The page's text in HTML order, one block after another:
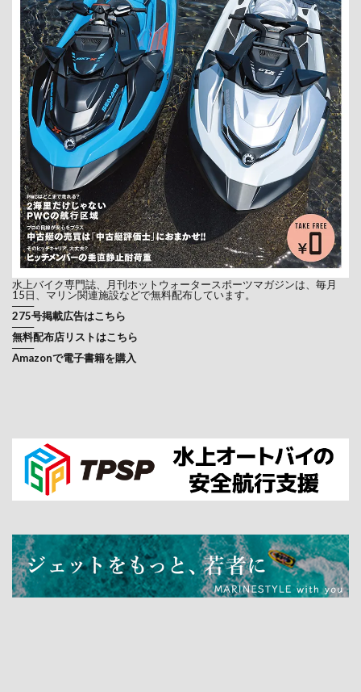
水上バイク専門誌、月刊ホットウォータースポーツマガジンは、毎月
15日、マリン関連施設などで無料配布しています。
───
275号掲載広告はこちら
───
無料配布店リストはこちら
───
Amazonで電子書籍を購入